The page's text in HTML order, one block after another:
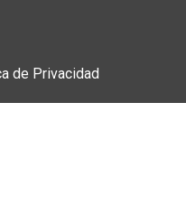
de Privacidad